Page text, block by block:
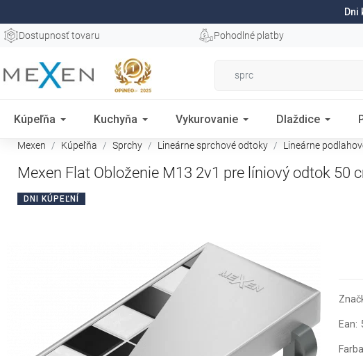
Dni
Dostupnosť tovaru Pohodlné platby
Kúpeľňa Kuchyňa Vykurovanie Dlaždice
Mexen Kúpeľňa Sprchy Lineárne sprchové odtoky Lineárne
Mexen Flat Obloženie M13 2v1 pre líniový odtok 50
DNI KÚPEĽNÍ
Ean: